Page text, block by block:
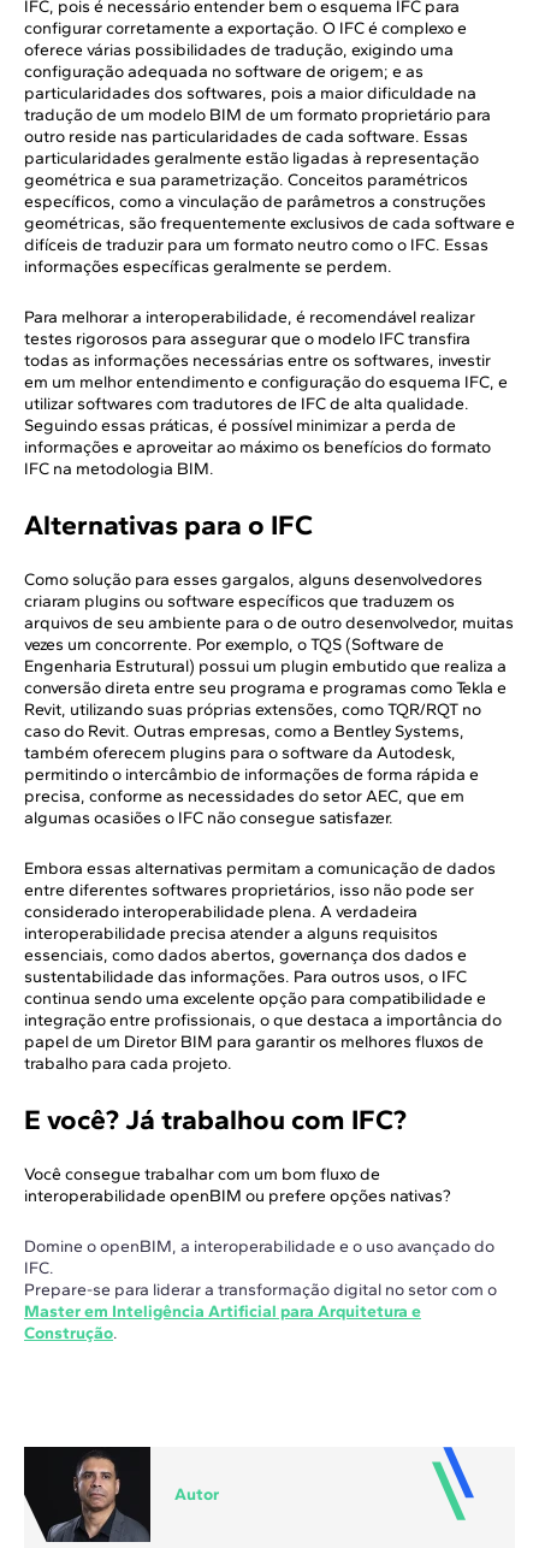
IFC, pois é necessário entender bem o esquema IFC para
configurar corretamente a exportação. O IFC é complexo e
oferece várias possibilidades de tradução, exigindo uma
configuração adequada no software de origem; e as
particularidades dos softwares, pois a maior dificuldade na
tradução de um modelo BIM de um formato proprietário para
outro reside nas particularidades de cada software. Essas
particularidades geralmente estão ligadas à representação
geométrica e sua parametrização. Conceitos paramétricos
específicos, como a vinculação de parâmetros a construções
geométricas, são frequentemente exclusivos de cada software e
difíceis de traduzir para um formato neutro como o IFC. Essas
informações específicas geralmente se perdem.
Para melhorar a interoperabilidade, é recomendável realizar
testes rigorosos para assegurar que o modelo IFC transfira
todas as informações necessárias entre os softwares, investir
em um melhor entendimento e configuração do esquema IFC, e
utilizar softwares com tradutores de IFC de alta qualidade.
Seguindo essas práticas, é possível minimizar a perda de
informações e aproveitar ao máximo os benefícios do formato
IFC na metodologia BIM.
Alternativas para o IFC
Como solução para esses gargalos, alguns desenvolvedores
criaram plugins ou software específicos que traduzem os
arquivos de seu ambiente para o de outro desenvolvedor, muitas
vezes um concorrente. Por exemplo, o TQS (Software de
Engenharia Estrutural) possui um plugin embutido que realiza a
conversão direta entre seu programa e programas como Tekla e
Revit, utilizando suas próprias extensões, como TQR/RQT no
caso do Revit. Outras empresas, como a Bentley Systems,
também oferecem plugins para o software da Autodesk,
permitindo o intercâmbio de informações de forma rápida e
precisa, conforme as necessidades do setor AEC, que em
algumas ocasiões o IFC não consegue satisfazer.
Embora essas alternativas permitam a comunicação de dados
entre diferentes softwares proprietários, isso não pode ser
considerado interoperabilidade plena. A verdadeira
interoperabilidade precisa atender a alguns requisitos
essenciais, como dados abertos, governança dos dados e
sustentabilidade das informações. Para outros usos, o IFC
continua sendo uma excelente opção para compatibilidade e
integração entre profissionais, o que destaca a importância do
papel de um Diretor BIM para garantir os melhores fluxos de
trabalho para cada projeto.
E você? Já trabalhou com IFC?
Você consegue trabalhar com um bom fluxo de
interoperabilidade openBIM ou prefere opções nativas?
Domine o openBIM, a interoperabilidade e o uso avançado do
IFC.
Prepare-se para liderar a transformação digital no setor com o
Master em Inteligência Artificial para Arquitetura e
Construção.
Autor